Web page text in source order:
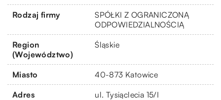
Rodzaj firmy
SPÓŁKI Z OGRANICZONĄ
ODPOWIEDZIALNOŚCIĄ
Region
(Województwo)
Śląskie
Miasto 40-873 Katowice
Adres ul. Tysiąclecia 15/I